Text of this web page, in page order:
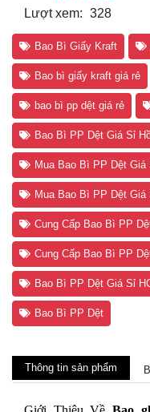
Lượt xem: 328
Bao Bì Giấy Kraft
Bao bì giấy kraft giá rẻ
bao bì pp dệt giá rẻ
Bao Bì PP Dệt Giá Sỉ
Mua Bao Bì PP Dệt Giá
Mua Bao Bì PP Dệt Giá
Cung Cấp Bao Bì PP
Cung Cấp Bao Bì PP
Bao Bì PP Dệt Giá Sỉ
Bao Bì PP Dệt
Thông tin sản phẩm